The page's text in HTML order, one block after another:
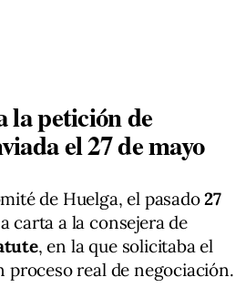
la petición de
el 27 de mayo
de Huelga, el pasado27
carta a la consejera de
, en la que solicitaba el
proceso real de negociación.